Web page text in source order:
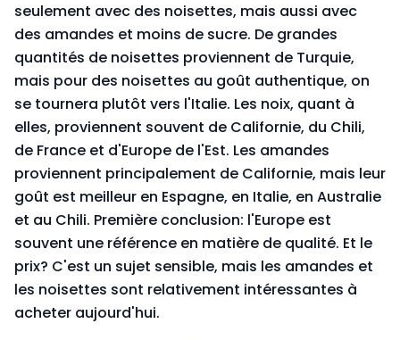
seulement avec des noisettes, mais aussi avec
des amandes et moins de sucre. De grandes
quantités de noisettes proviennent de Turquie,
mais pour des noisettes au goût authentique, on
se tournera plutôt vers l'Italie. Les noix, quant à
elles, proviennent souvent de Californie, du Chili,
de France et d'Europe de l'Est. Les amandes
proviennent principalement de Californie, mais leur
goût est meilleur en Espagne, en Italie, en Australie
et au Chili. Première conclusion: l'Europe est
souvent une référence en matière de qualité. Et le
prix? C'est un sujet sensible, mais les amandes et
les noisettes sont relativement intéressantes à
acheter aujourd'hui.